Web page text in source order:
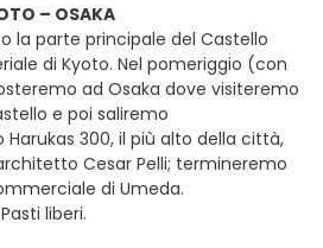
– OSAKA
la parte principale del Castello
di Kyoto. Nel pomeriggio (con
ad Osaka dove visiteremo
e poi saliremo
Harukas 300, il più alto della città,
Cesar Pelli; termineremo
di Umeda.
liberi.